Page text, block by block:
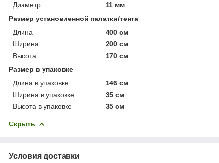
Диаметр
11 мм
Размер установленной палатки/тента
Длина
400 см
Ширина
200 см
Высота
170 см
Размер в упаковке
Длина в упаковке
146 см
Ширина в упаковке
35 см
Высота в упаковке
35 см
Скрыть
Условия доставки